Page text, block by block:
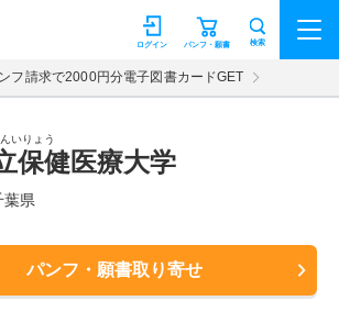
ジョン パンフ・願書
ログイン 検索
ンフ請求で2000円分電子図書カードGET
いりょう
保健医療大学
県
パンフ・願書取り寄せ